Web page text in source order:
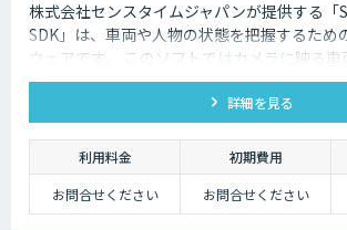
株式会社センスタイムジャパンが提供する「
SDK」は、車両や人物の状態を把握するため
ウェアです。 このソフトではカメラに映る車
追跡します。更に四輪車や二輪車の車種・色
代・服装などの属性も同時に認識します。
詳細を見る
利用料金 初期費用
お問合せください
お問合せください